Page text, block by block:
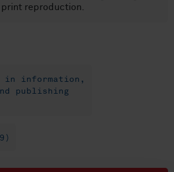
reproduction.
in information,
publishing